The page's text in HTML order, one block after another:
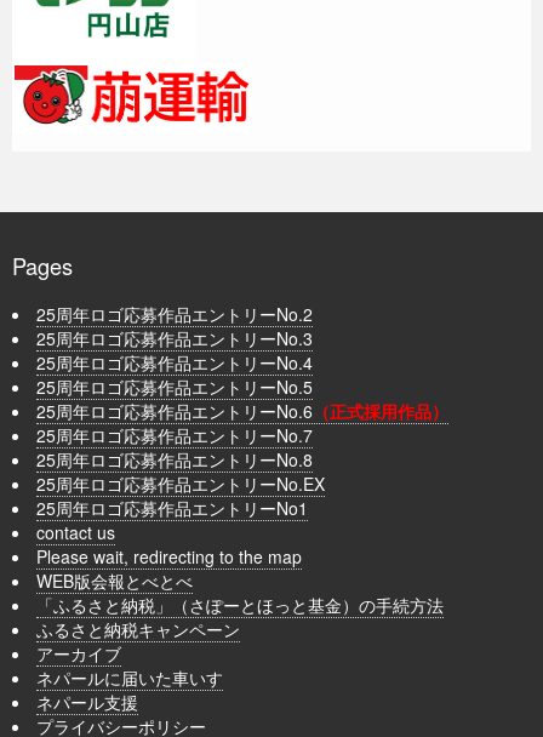
Pages
25周年ロゴ応募作品エントリーNo.2
25周年ロゴ応募作品エントリーNo.3
25周年ロゴ応募作品エントリーNo.4
25周年ロゴ応募作品エントリーNo.5
25周年ロゴ応募作品エントリーNo.6 （正式採用作品）
25周年ロゴ応募作品エントリーNo.7
25周年ロゴ応募作品エントリーNo.8
25周年ロゴ応募作品エントリーNo.EX
25周年ロゴ応募作品エントリーNo1
contact us
Please wait, redirecting to the map
WEB版会報とべとべ
「ふるさと納税」（さぽーとほっと基金）の手続方法
ふるさと納税キャンペーン
アーカイブ
ネパールに届いた車いす
ネパール支援
プライバシーポリシー